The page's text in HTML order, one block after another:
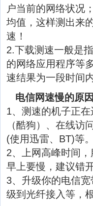
户当前的网络状况
均值，这样测出来
速！
2.下载测速一般是
的网络应用程序等
速结果为一段时间
电信网速慢的原
1、测速的机子正
（酷狗）、在线访
(使用迅雷、BT)等
2、上网高峰时间
早上要慢，建议错
3、升级你的电信
级到光纤接入等，